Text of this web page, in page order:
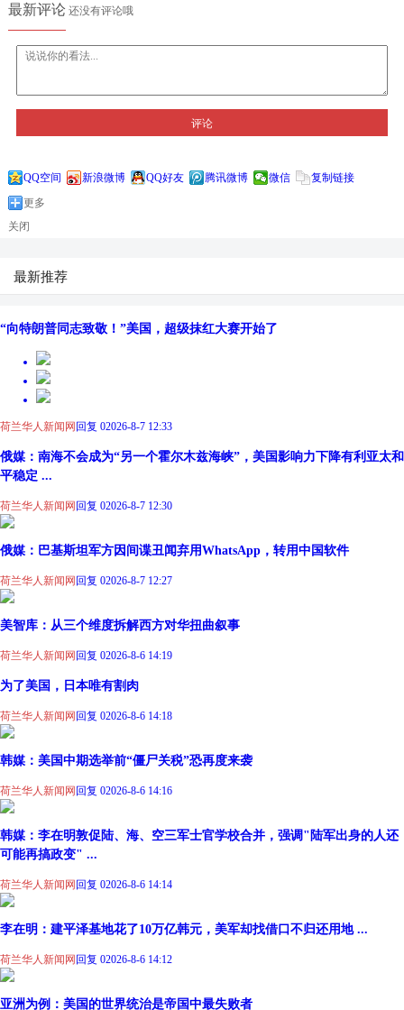
最新评论还没有评论哦
评论
QQ空间 新浪微博 QQ好友 腾讯微博 微信
复制链接
更多
关闭
最新推荐
“向特朗普同志致敬！”美国，超级抹红大赛开始了
荷兰华人新闻网回复 02026-8-7 12:33
俄媒：南海不会成为“另一个霍尔木兹海峡”，美国影响力下降有利亚太和
平稳定 ...
荷兰华人新闻网回复 02026-8-7 12:30
俄媒：巴基斯坦军方因间谍丑闻弃用WhatsApp，转用中国软件
荷兰华人新闻网 回复 02026-8-7 12:27
美智库：从三个维度拆解西方对华扭曲叙事
荷兰华人新闻网 回复 02026-8-6 14:19
为了美国，日本唯有割肉
荷兰华人新闻网 回复 02026-8-6 14:18
韩媒：美国中期选举前“僵尸关税”恐再度来袭
荷兰华人新闻网 回复 02026-8-6 14:16
韩媒：李在明敦促陆、海、空三军士官学校合并，强调"陆军出身的人还
可能再搞政变" ...
荷兰华人新闻网 回复 02026-8-6 14:14
李在明：建平泽基地花了10万亿韩元，美军却找借口不归还用地 ...
荷兰华人新闻网 回复 02026-8-6 14:12
亚洲为例：美国的世界统治是帝国中最失败者